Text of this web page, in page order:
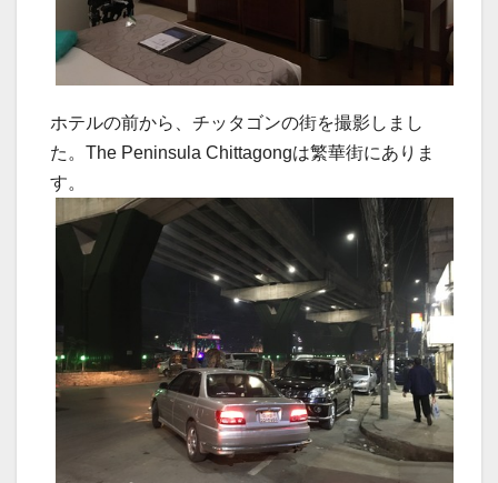
ホテルの前から、チッタゴンの街を撮影しまし
た。The Peninsula Chittagongは繁華街にありま
す。